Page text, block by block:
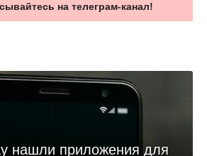
на телеграм-канал!
нашли приложения для